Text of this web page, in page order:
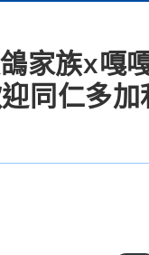
家族x嘎
同仁多加